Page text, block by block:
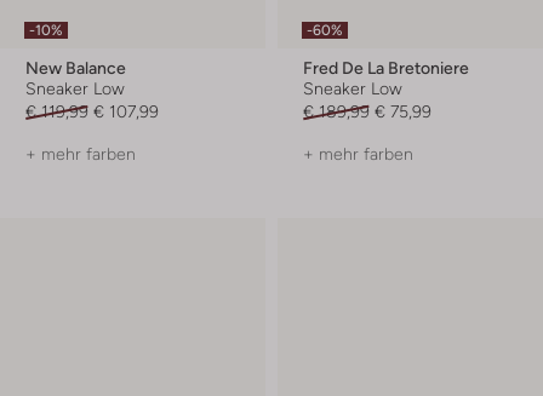
-10%
New Balance
Sneaker Low
€ 119,99 € 107,99
+ mehr farben
-60%
Fred De La Bretoniere
Sneaker Low
€ 189,99 € 75,99
+ mehr farben